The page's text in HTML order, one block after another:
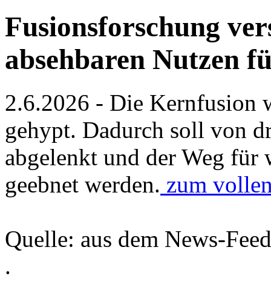
Fusionsforschung
absehbaren Nutzen
2.6.2026 - Die Kernfusion
gehypt. Dadurch soll von
abgelenkt und der Weg
geebnet werden. zum
Quelle: aus dem News-
.